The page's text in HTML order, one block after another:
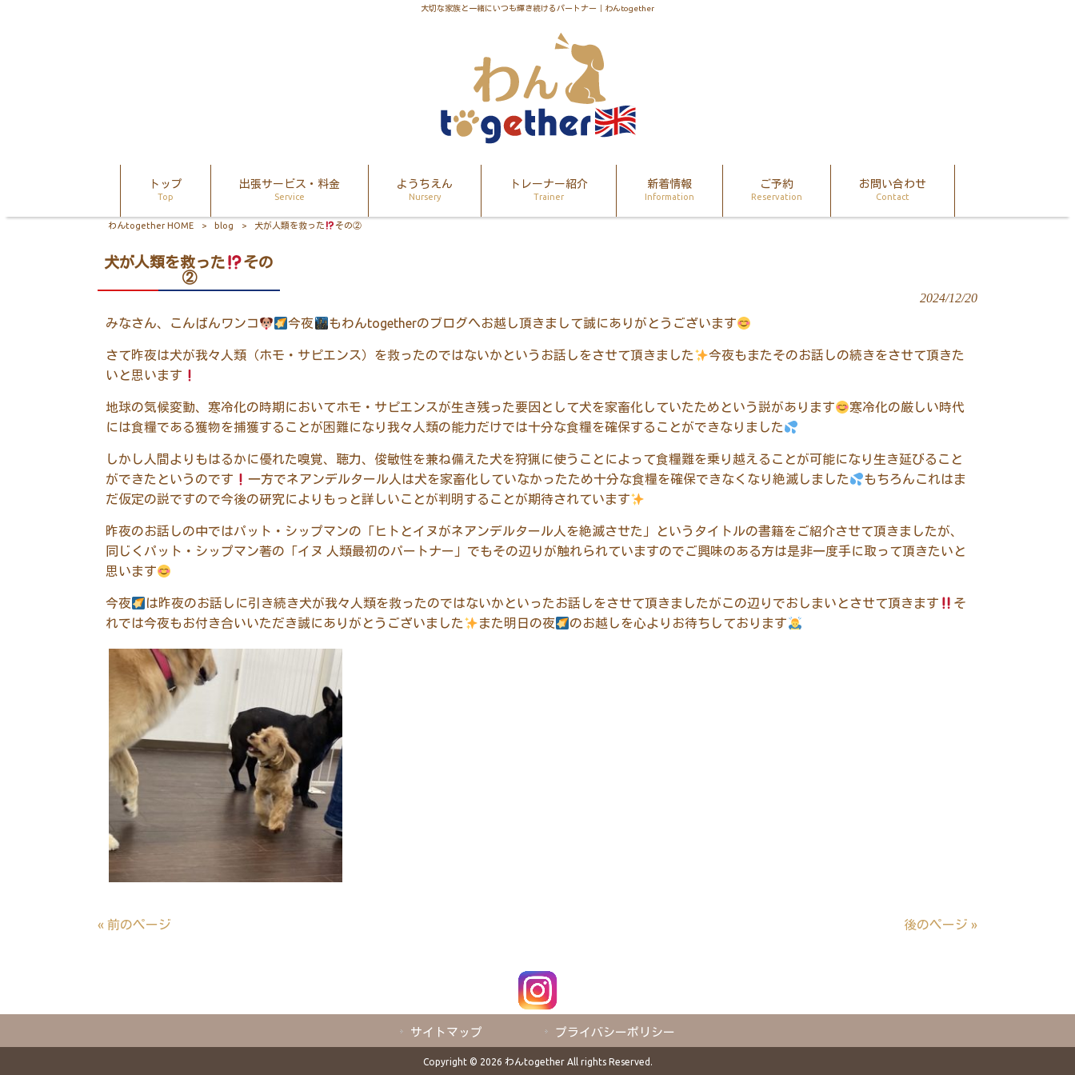
大切な家族と一緒にいつも輝き続けるパートナー｜わんtogether
トップ
Top
出張サービス・料金
Service
ようちえん
Nursery
トレーナー紹介
Trainer
新着情報
Information
ご予約
Reservation
お問い合わせ
Contact
わんtogether HOME > blog > 犬が人類を救った その②
犬が人類を救った
その
②
2024/12/20
みなさん、こんばんワンコ 今夜 もわんtogetherのブログへお越し頂きまして誠にありがとうございます
さて昨夜は犬が我々人類（ホモ・サピエンス）を救ったのではないかというお話しをさせて頂きました
今夜もまたそのお話しの続きをさせて頂きた
いと思います
地球の気候変動、寒冷化の時期においてホモ・サピエンスが生き残った要因として犬を家畜化していたためという説があります
寒冷化の厳しい時代
には食糧である獲物を捕獲することが困難になり我々人類の能力だけでは十分な食糧を確保することができなりました
しかし人間よりもはるかに優れた嗅覚、聴力、俊敏性を兼ね備えた犬を狩猟に使うことによって食糧難を乗り越えることが可能になり生き延びること
ができたというのです
一方でネアンデルタール人は犬を家畜化していなかったため十分な食糧を確保できなくなり絶滅しました
もちろんこれはま
だ仮定の説ですので今後の研究によりもっと詳しいことが判明することが期待されています
昨夜のお話しの中ではパット・シップマンの「ヒトとイヌがネアンデルタール人を絶滅させた」というタイトルの書籍をご紹介させて頂きましたが、
同じくパット・シップマン著の「イヌ 人類最初のパートナー」でもその辺りが触れられていますのでご興味のある方は是非一度手に取って頂きたいと
思います
今夜 は昨夜のお話しに引き続き犬が我々人類を救ったのではないかといったお話しをさせて頂きましたがこの辺りでおしまいとさせて頂きます
そ
れでは今夜もお付き合いいただき誠にありがとうございました
また明日の夜 のお越しを心よりお待ちしております
« 前のページ 後のページ »
サイトマップ プライバシーポリシー
Copyright © 2026 わんtogether All rights Reserved.